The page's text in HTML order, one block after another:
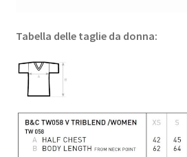
Tabella delle taglie da donna: